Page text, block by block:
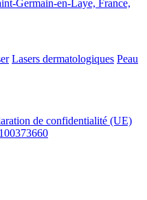
Germain-en-Laye, France,
Lasers dermatologiques Peau
de confidentialité (UE)